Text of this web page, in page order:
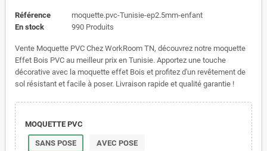
Référence
moquette.pvc-Tunisie-ep2.5mm-enfant
En stock
990 Produits
Vente Moquette PVC Chez WorkRoom TN, découvrez notre moquette
Effet Bois PVC au meilleur prix en Tunisie. Apportez une touche
décorative avec la moquette effet Bois et profitez d'un revêtement de
sol résistant et facile à poser. Livraison rapide et qualité garantie !
MOQUETTE PVC
SANS POSE AVEC POSE